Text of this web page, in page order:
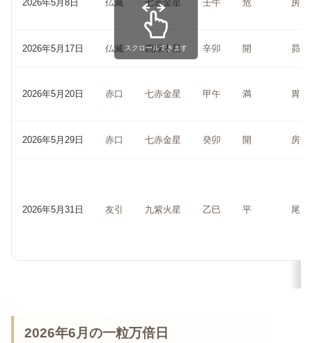
2026年5月8日 仏滅 七赤金星 壬午 危 房
2026年5月17日 仏滅 四緑木星 辛卯 開 昴
2026年5月20日 赤口 七赤金星 甲午 満 胃
2026年5月29日 赤口 七赤金星 癸卯 開 房
2026年5月31日 友引 九紫火星 乙巳 平 尾
スクロールできます
2026年6月の一粒万倍日